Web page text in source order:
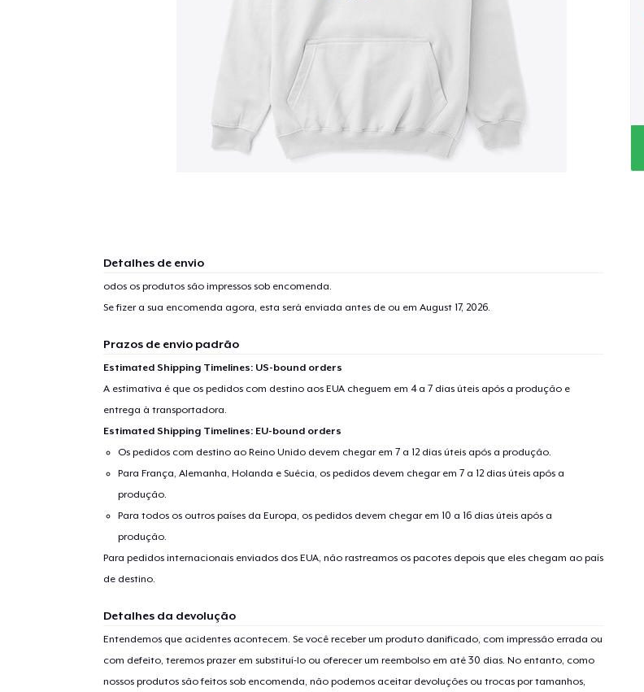
Detalhes de envio
odos os produtos são impressos sob encomenda.
Se fizer a sua encomenda agora, esta será enviada antes de ou em August 17, 2026.
Prazos de envio padrão
Estimated Shipping Timelines: US-bound orders
A estimativa é que os pedidos com destino aos EUA cheguem em 4 a 7 dias úteis após a produção e
entrega à transportadora.
Estimated Shipping Timelines: EU-bound orders
Os pedidos com destino ao Reino Unido devem chegar em 7 a 12 dias úteis após a produção.
Para França, Alemanha, Holanda e Suécia, os pedidos devem chegar em 7 a 12 dias úteis após a
produção.
Para todos os outros países da Europa, os pedidos devem chegar em 10 a 16 dias úteis após a
produção.
Para pedidos internacionais enviados dos EUA, não rastreamos os pacotes depois que eles chegam ao país
de destino.
Detalhes da devolução
Entendemos que acidentes acontecem. Se você receber um produto danificado, com impressão errada ou
com defeito, teremos prazer em substituí-lo ou oferecer um reembolso em até 30 dias. No entanto, como
nossos produtos são feitos sob encomenda, não podemos aceitar devoluções ou trocas por tamanhos,